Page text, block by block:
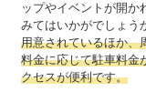
ップやイベントが開か
みてはいかがでしょう
用意されているほか、
料金に応じて駐車料金
クセスが便利です。